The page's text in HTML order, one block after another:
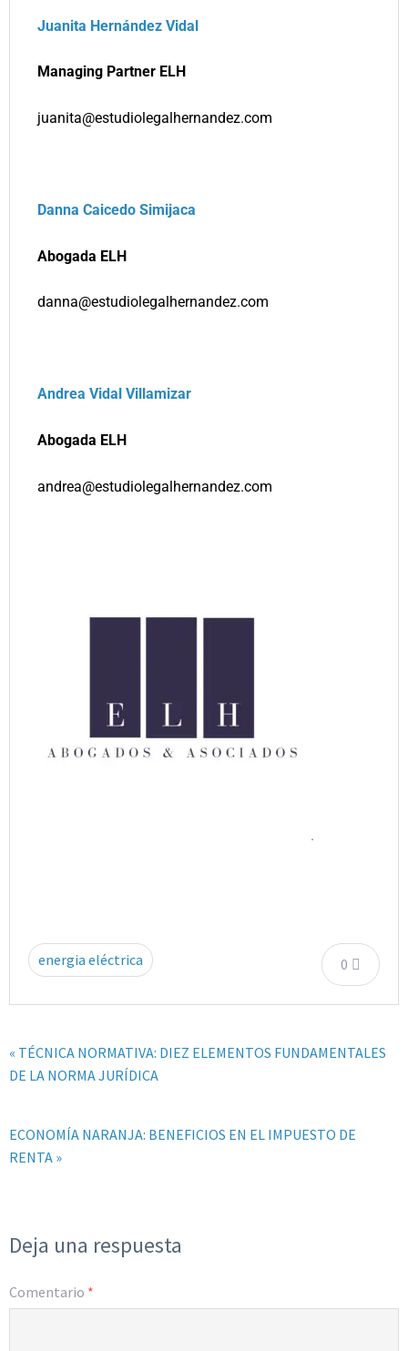
Juanita Hernández Vidal
Managing Partner ELH
juanita@estudiolegalhernandez.com
Danna Caicedo Simijaca
Abogada ELH
danna@estudiolegalhernandez.com
Andrea Vidal Villamizar
Abogada ELH
andrea@estudiolegalhernandez.com
.
0
energia eléctrica
« TÉCNICA NORMATIVA: DIEZ ELEMENTOS FUNDAMENTALES
DE LA NORMA JURÍDICA
ECONOMÍA NARANJA: BENEFICIOS EN EL IMPUESTO DE
RENTA »
Deja una respuesta
Comentario *